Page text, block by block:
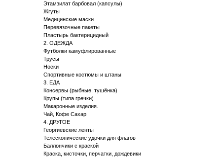
Этамзилат барбовал (капсулы)
Жгуты
Медицинские маски
Перевязочные пакеты
Пластырь бактерицидный
2. ОДЕЖДА
Футболки камуфлированные
Трусы
Носки
Спортивные костюмы и штаны
3. ЕДА
Консервы (рыбные, тушёнка)
Крупы (типа гречки)
Макаронные изделия.
Чай, Кофе Сахар
4. ДРУГОЕ
Георгиевские ленты
Телескопические удочки для флагов
Баллончики с краской
Краска, кисточки, перчатки, дождевики